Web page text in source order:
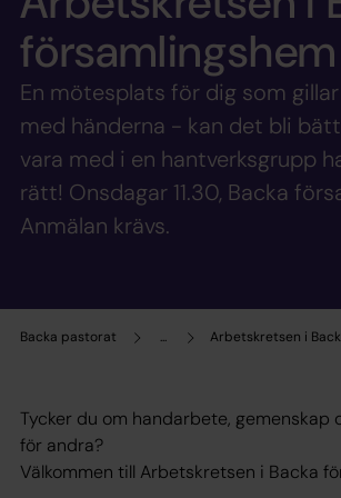
Backa pastorat ... Arbetskretsen i
församlingshem
En mötesplats för dig som
med händerna - kan det bli
vara med i en hantverksgrupp
rätt! Onsdagar 11.30, Backa
Anmälan krävs.
Tycker du om handarbete, gemenskap
för andra?
Välkommen till Arbetskretsen i Backa